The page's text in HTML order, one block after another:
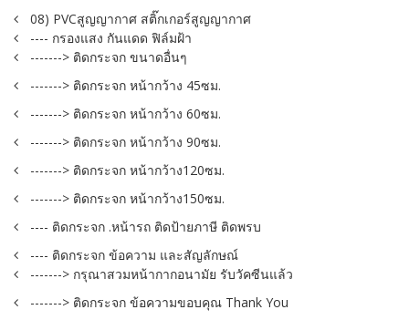
08) PVCสูญญากาศ สติ๊กเกอร์สูญญากาศ
---- กรองแสง กันแดด ฟิล์มฝ้า
-------> ติดกระจก ขนาดอื่นๆ
-------> ติดกระจก หน้ากว้าง 45ซม.
-------> ติดกระจก หน้ากว้าง 60ซม.
-------> ติดกระจก หน้ากว้าง 90ซม.
-------> ติดกระจก หน้ากว้าง120ซม.
-------> ติดกระจก หน้ากว้าง150ซม.
---- ติดกระจก .หน้ารถ ติดป้ายภาษี ติดพรบ
---- ติดกระจก ข้อความ และสัญลักษณ์
-------> กรุณาสวมหน้ากากอนามัย รับวัคซีนแล้ว
-------> ติดกระจก ข้อความขอบคุณ Thank You